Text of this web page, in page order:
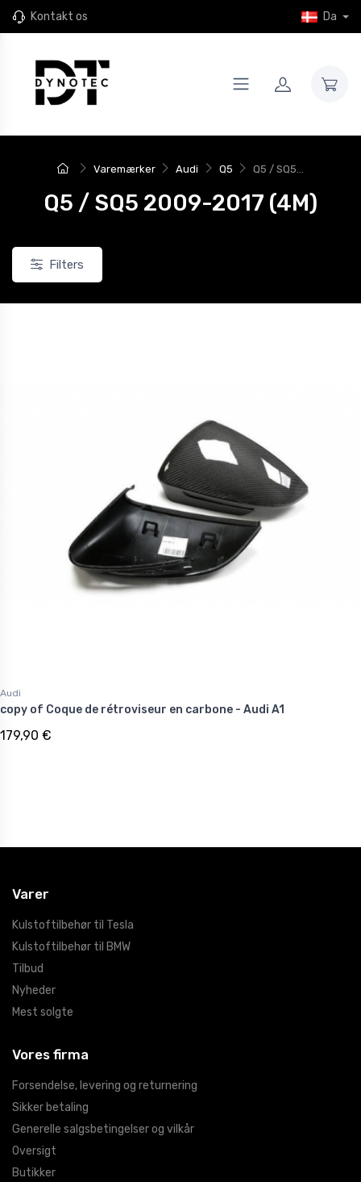
Kontakt os Da
Varemærker Audi Q5 Q5 / SQ5...
Q5 / SQ5 2009-2017 (4M)
Filters
Audi
copy of Coque de rétroviseur en carbone - Audi A1
179,90 €
Varer
Kulstoftilbehør til Tesla
Kulstoftilbehør til BMW
Tilbud
Nyheder
Mest solgte
Vores firma
Forsendelse, levering og returnering
Sikker betaling
Generelle salgsbetingelser og vilkår
Oversigt
Butikker